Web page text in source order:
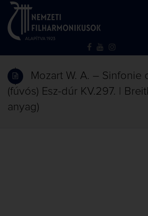
Mozart W. A. – Sinfonie
(fúvós) Esz-dúr KV.297. |
anyag)